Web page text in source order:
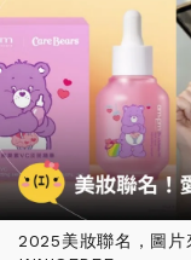
2025美妝聯名，圖片